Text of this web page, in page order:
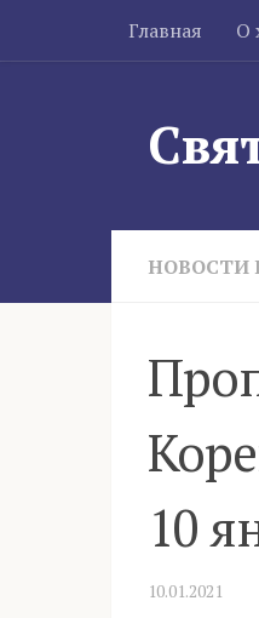
Skip to content
Главная О
НОВОСТИ
10
10.01.2021